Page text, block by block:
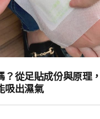
？從足貼成份與原理
吸出濕氣